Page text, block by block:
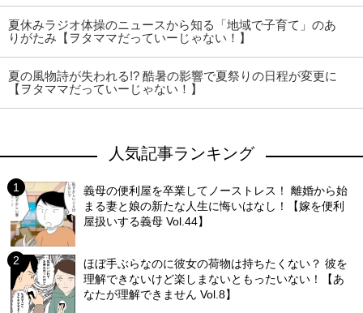
夏休みラジオ体操のニュースから知る「地域で子育て」のあ
りがたみ【ヲタママだっていーじゃない！】
夏の風物詩が失われる!? 酷暑の影響で夏祭りの日程が変更に
【ヲタママだっていーじゃない！】
人気記事ランキング
義母の便利屋を卒業してノーストレス！ 離婚から始
まる妻と娘の新たな人生に悔いはなし！【嫁を便利
屋扱いする義母 Vol.44】
ほぼ手ぶらなのに彼女の荷物は持ちたくない？ 彼を
理解できないけど楽しまないともったいない！【あ
なたが理解できません Vol.8】